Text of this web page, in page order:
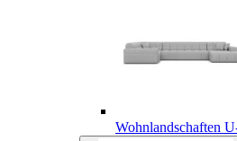
Wohnlandschaften